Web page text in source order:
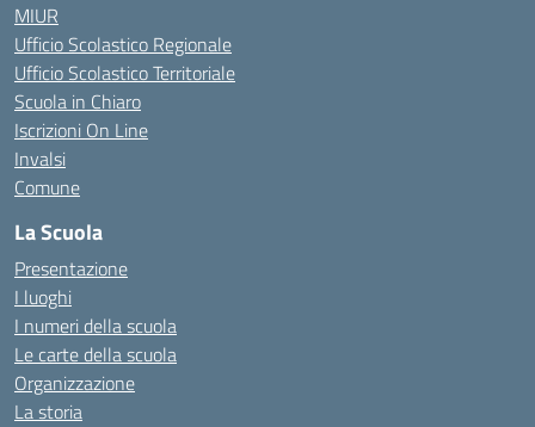
MIUR
Ufficio Scolastico Regionale
Ufficio Scolastico Territoriale
Scuola in Chiaro
Iscrizioni On Line
Invalsi
Comune
La Scuola
Presentazione
I luoghi
I numeri della scuola
Le carte della scuola
Organizzazione
La storia